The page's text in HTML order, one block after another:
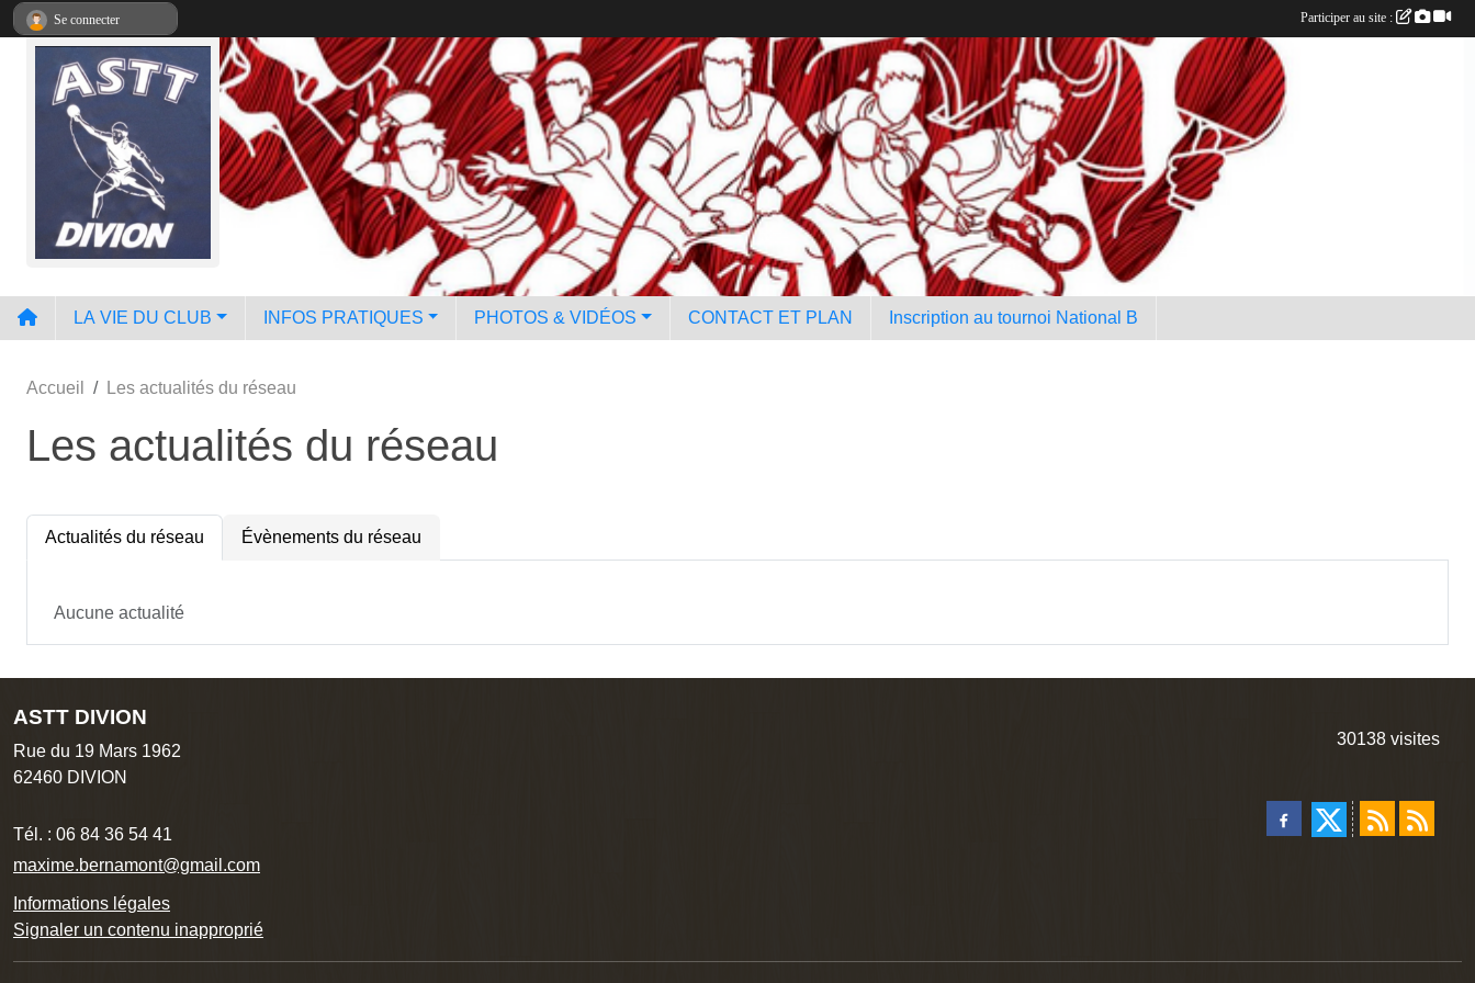
LA VIE DU CLUB INFOS PRATIQUES PHOTOS & VIDÉOS CONTACT ET PLAN Inscription au tournoi National B
Accueil Les actualités du réseau
Les actualités du réseau
Actualités du réseau Évènements du réseau
Aucune actualité
ASTT DIVION
Rue du 19 Mars 1962
62460 DIVION
Tél. : 06 84 36 54 41
maxime.bernamont@gmail.com
Informations légales
Signaler un contenu inapproprié
30138 visites
Se connecter Participer au site :
Panneau de gestion des cookies